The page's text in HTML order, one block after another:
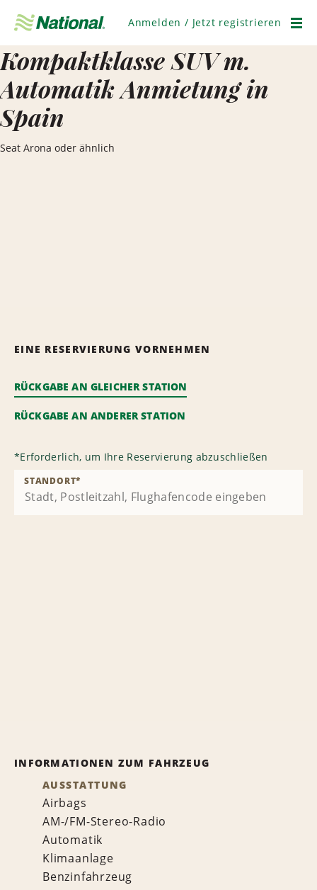
überspringen
Anmelden / Jetzt registrieren
Kompaktklasse SUV m.
Automatik Anmietung in
Spain
Seat Arona oder ähnlich
EINE RESERVIERUNG VORNEHMEN
RÜCKGABE AN GLEICHER STATION
RÜCKGABE AN ANDERER STATION
*Erforderlich, um Ihre Reservierung abzuschließen
STANDORT*
INFORMATIONEN ZUM FAHRZEUG
AUSSTATTUNG
Airbags
AM-/FM-Stereo-Radio
Automatik
Klimaanlage
Benzinfahrzeug